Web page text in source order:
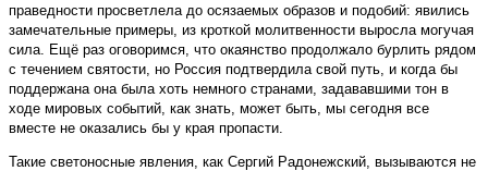
праведности просветлела до осязаемых образов и подобий: явились
замечательные примеры, из кроткой молитвенности выросла могучая
сила. Ещё раз оговоримся, что окаянство продолжало бурлить рядом
с течением святости, но Россия подтвердила свой путь, и когда бы
поддержана она была хоть немного странами, задававшими тон в
ходе мировых событий, как знать, может быть, мы сегодня все
вместе не оказались бы у края пропасти.
Такие светоносные явления, как Сергий Радонежский, вызываются не